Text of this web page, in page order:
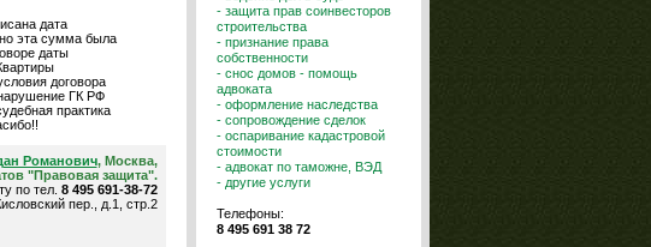
дата
эта сумма была
даты
договора
ГК РФ
практика
Романович, Москва,
"Правовая защита".
по тел. 8 495 691-38-72
пер., д.1, стр.2
- защита прав соинвесторов
строительства
- признание права
собственности
- снос домов - помощь
адвоката
- оформление наследства
- сопровождение сделок
- оспаривание кадастровой
стоимости
- адвокат по таможне, ВЭД
- другие услуги
Телефоны:
8 495 691 38 72